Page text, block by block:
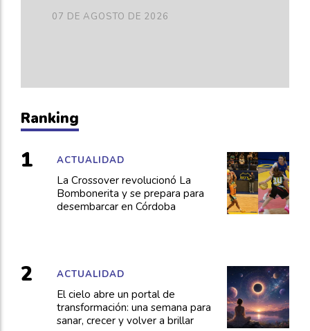
07 DE AGOSTO DE 2026
Ranking
La Crossover revolucionó La
Bombonerita y se prepara para
desembarcar en Córdoba
ACTUALIDAD
El cielo abre un portal de
transformación: una semana para
sanar, crecer y volver a brillar
ACTUALIDAD